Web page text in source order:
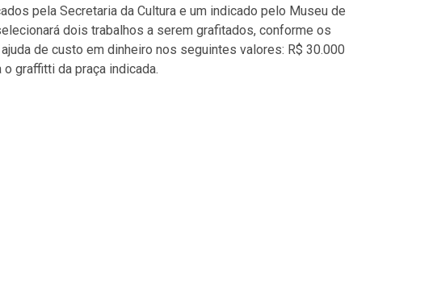
pela Secretaria da Cultura e um indicado pelo Museu de
dois trabalhos a serem grafitados, conforme os
de custo em dinheiro nos seguintes valores: R$ 30.000
graffitti da praça indicada.